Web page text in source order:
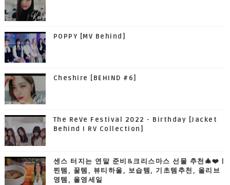
POPPY [MV Behind]
Cheshire [BEHIND #6]
The ReVe Festival 2022 - Birthday [Jacket
Behind I RV Collection]
센스 터지는 연말 준비&크리스마스 선물 추천🎄❤️ |
찐템, 꿀템, 뷰티하울, 보습템, 기초템추천, 올리브
영템, 올영세일